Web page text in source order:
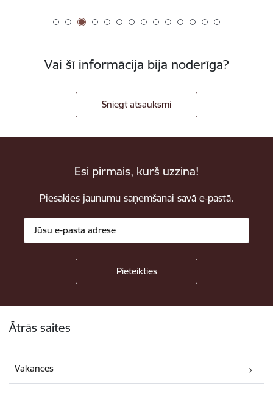
Vai šī informācija bija noderīga?
Sniegt atsauksmi
Esi pirmais, kurš uzzina!
Piesakies jaunumu saņemšanai savā e-pastā.
Ātrās saites
Vakances